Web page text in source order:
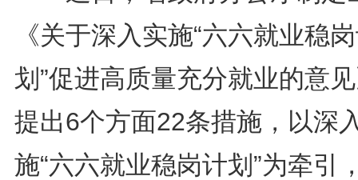
《关于深入实施“六六就业稳
划”促进高质量充分就业的意
提出6个方面22条措施，以深
施“六六就业稳岗计划”为牵引